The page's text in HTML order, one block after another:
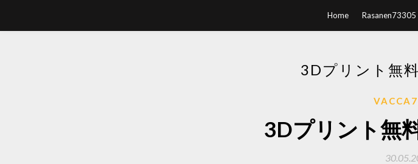
Home Rasanen73305
3Dプリント無
3Dプリント無